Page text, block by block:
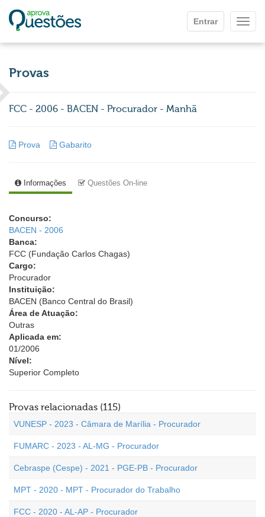
Entrar
Provas
FCC - 2006 - BACEN - Procurador - Manhã
Prova Gabarito
Informações Questões On-line
Concurso:
BACEN - 2006
Banca:
FCC (Fundação Carlos Chagas)
Cargo:
Procurador
Instituição:
BACEN (Banco Central do Brasil)
Área de Atuação:
Outras
Aplicada em:
01/2006
Nível:
Superior Completo
Provas relacionadas (115)
VUNESP - 2023 - Câmara de Marília - Procurador
FUMARC - 2023 - AL-MG - Procurador
Cebraspe (Cespe) - 2021 - PGE-PB - Procurador
MPT - 2020 - MPT - Procurador do Trabalho
FCC - 2020 - AL-AP - Procurador